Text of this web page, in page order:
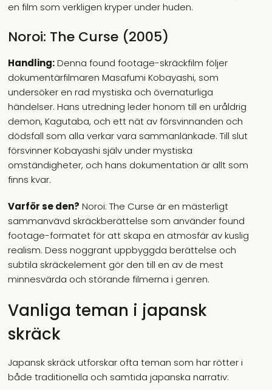
en film som verkligen kryper under huden.
Noroi: The Curse (2005)
Handling:Denna found footage-skräckfilm följer
dokumentärfilmaren Masafumi Kobayashi, som
undersöker en rad mystiska och övernaturliga
händelser. Hans utredning leder honom till en uråldrig
demon, Kagutaba, och ett nät av försvinnanden och
dödsfall som alla verkar vara sammanlänkade. Till slut
försvinner Kobayashi själv under mystiska
omständigheter, och hans dokumentation är allt som
finns kvar.
Varför se den? Noroi: The Curse är en mästerligt
sammanvävd skräckberättelse som använder found
footage-formatet för att skapa en atmosfär av kuslig
realism. Dess noggrant uppbyggda berättelse och
subtila skräckelement gör den till en av de mest
minnesvärda och störande filmerna i genren.
Vanliga teman i japansk
skräck
Japansk skräck utforskar ofta teman som har rötter i
både traditionella och samtida japanska narrativ: